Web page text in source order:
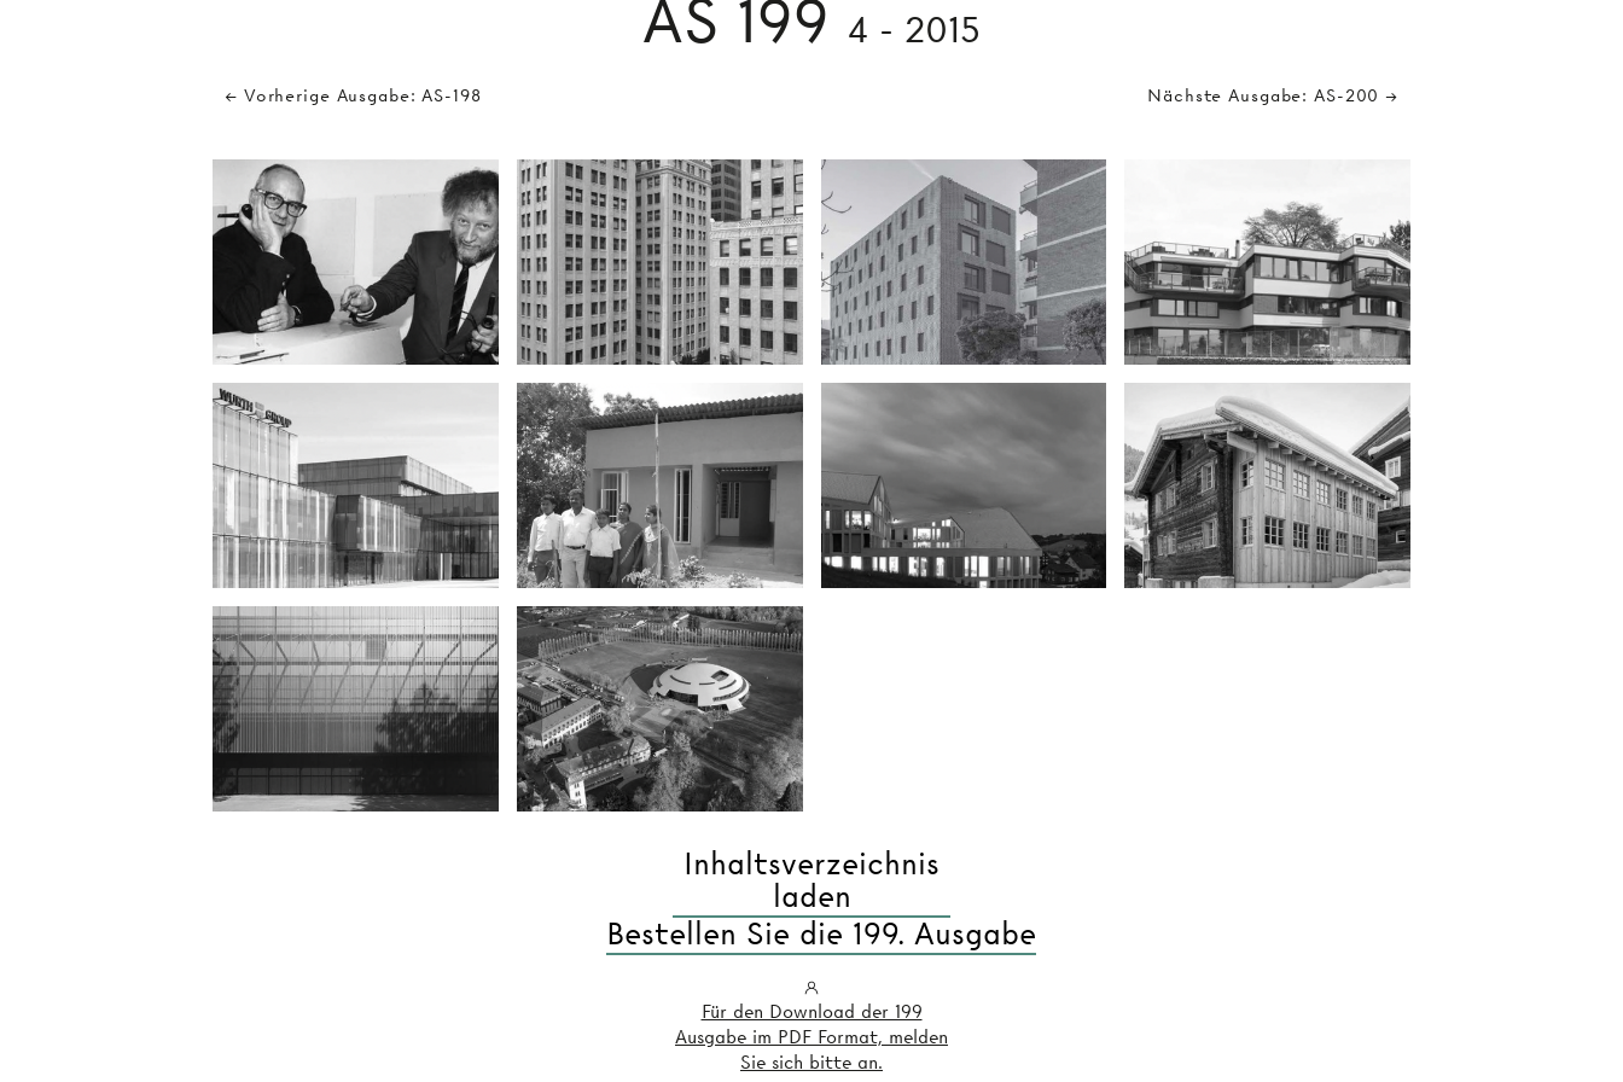
AS 199 4 - 2015
← Vorherige Ausgabe: AS-198 Nächste Ausgabe: AS-200 →
Inhaltsverzeichnis
laden
Bestellen Sie die 199. Ausgabe
Für den Download der 199
Ausgabe im PDF Format, melden
Sie sich bitte an.